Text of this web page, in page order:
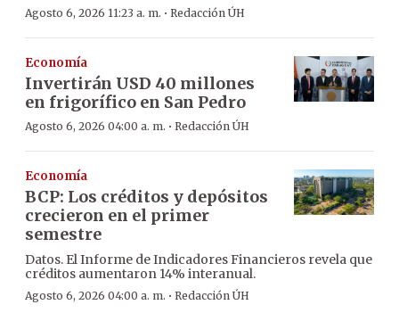
Agosto 6, 2026 11:23 a. m. · Redacción ÚH
Economía
Invertirán USD 40 millones
en frigorífico en San Pedro
Agosto 6, 2026 04:00 a. m. · Redacción ÚH
Economía
BCP: Los créditos y depósitos
crecieron en el primer
semestre
Datos. El Informe de Indicadores Financieros revela que
créditos aumentaron 14% interanual.
Agosto 6, 2026 04:00 a. m. · Redacción ÚH